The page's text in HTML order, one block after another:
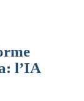
l’IA